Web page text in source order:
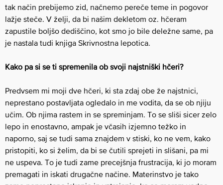
tak način prebijemo zid, načnemo pereče teme in pogovor
lažje steče. V želji, da bi našim dekletom oz. hčeram
zapustile boljšo dediščino, kot smo jo bile deležne same, pa
je nastala tudi knjiga Skrivnostna lepotica.
Kako pa si se ti spremenila ob svoji najstniški hčeri?
Predvsem mi moji dve hčeri, ki sta zdaj obe že najstnici,
neprestano postavljata ogledalo in me vodita, da se ob njiju
učim. Ob njima rastem in se spreminjam. To se sliši sicer zelo
lepo in enostavno, ampak je včasih izjemno težko in
naporno, saj se tudi sama znajdem v stiski, ko ne vem, kako
pristopiti, ko si želim, da bi se čutili sprejeti in slišani, pa mi
ne uspeva. To je tudi zame precejšnja frustracija, ki jo moram
premagati in iskati drugačne načine. Materinstvo je tako